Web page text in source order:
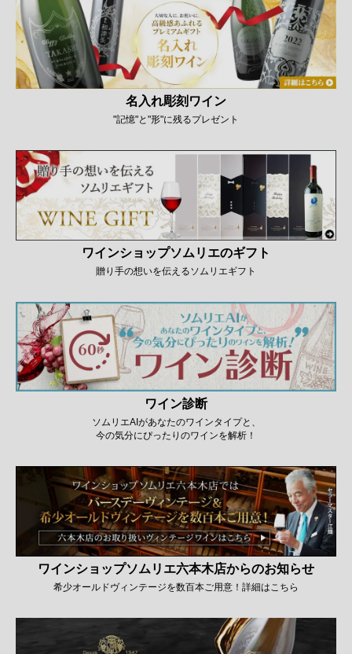
名入れ彫刻ワイン
"記憶"と"形"に残るプレゼント
ワインショップソムリエのギフト
贈り手の想いを伝えるソムリエギフト
ワイン診断
ソムリエAIがあなたのワインタイプと、
今の気分にぴったりのワインを解析！
ワインショップソムリエ六本木店からのお知らせ
希少オールドヴィンテージを数百本ご用意！詳細はこちら